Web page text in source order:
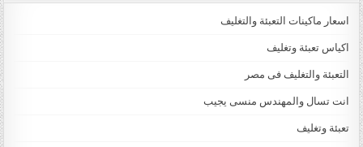
اسعار ماكينات التعبئة والتغليف
اكياس تعبئة وتغليف
التعبئة والتغليف فى مصر
انت تسال والمهندس منسى يجيب
تعبئة وتغليف